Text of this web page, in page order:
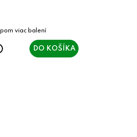
DO KOŠÍKA